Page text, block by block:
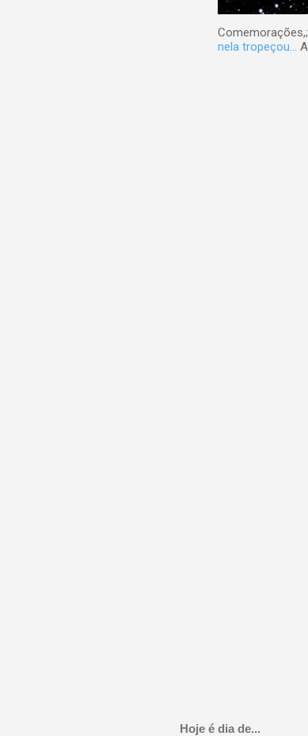
nela tropeçou...
Hoje é dia de...